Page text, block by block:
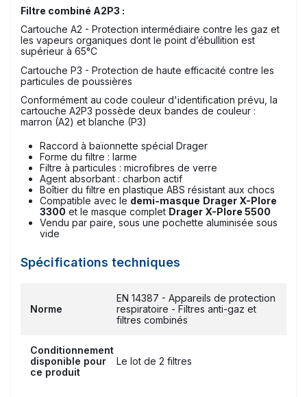
Filtre combiné A2P3 :
Cartouche A2 - Protection intermédiaire contre les gaz et
les vapeurs organiques dont le point d’ébullition est
supérieur à 65°C
Cartouche P3 - Protection de haute efficacité contre les
particules de poussières
Conformément au code couleur d'identification prévu, la
cartouche A2P3 possède deux bandes de couleur :
marron (A2) et blanche (P3)
Raccord à baïonnette spécial Drager
Forme du filtre : larme
Filtre à particules : microfibres de verre
Agent absorbant : charbon actif
Boîtier du filtre en plastique ABS résistant aux chocs
Compatible avec le demi-masque Drager X-Plore
3300 et le masque complet Drager X-Plore 5500
Vendu par paire, sous une pochette aluminisée sous
vide
Spécifications techniques
Norme
EN 14387 - Appareils de protection
respiratoire - Filtres anti-gaz et
filtres combinés
Conditionnement
disponible pour
ce produit
Le lot de 2 filtres